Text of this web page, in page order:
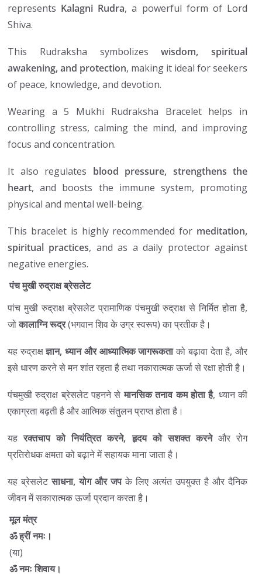
represents Kalagni Rudra, a powerful form of Lord
Shiva.
This Rudraksha symbolizeswisdom, spiritual
awakening, and protection, making it ideal for seekers
of peace, knowledge, and devotion.
Wearing a 5 Mukhi Rudraksha Bracelet helps in
controlling stress, calming the mind, and improving
focus and concentration.
It also regulates blood pressure, strengthens the
heart, and boosts the immune system, promoting
physical and mental well-being.
This bracelet is highly recommended for meditation,
spiritual practices, and as a daily protector against
negative energies.
पंच मुखी रुद्राक्ष ब्रेसलेट
पांच मुखी रुद्राक्ष ब्रेसलेट प्रामाणिक पंचमुखी रुद्राक्ष से निर्मित होता है,
जोकालाग्नि रूद्र(भगवान शिव के उग्र स्वरूप) का प्रतीक है।
यह रुद्राक्षज्ञान, ध्यान और आध्यात्मिक जागरूकताको बढ़ावा देता है, और
इसे धारण करने से मन शांत रहता है तथा नकारात्मक ऊर्जा से रक्षा होती है।
पंचमुखी रुद्राक्ष ब्रेसलेट पहनने सेमानसिक तनाव कम होता है, ध्यान की
एकाग्रता बढ़ती है और आत्मिक संतुलन प्राप्त होता है।
यहरक्तचाप को नियंत्रित करने, हृदय को सशक्त करनेऔर रोग
प्रतिरोधक क्षमता को बढ़ाने में सहायक माना जाता है।
यह ब्रेसलेटसाधना, योग और जपके लिए अत्यंत उपयुक्त है और दैनिक
जीवन में सकारात्मक ऊर्जा प्रदान करता है।
मूल मंत्र
ॐ ह्रीं नमः।
(या)
ॐ नमः शिवाय।